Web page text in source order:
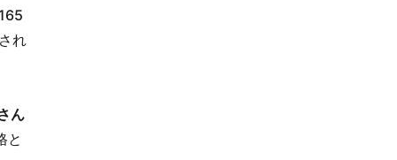
れ
ん
と